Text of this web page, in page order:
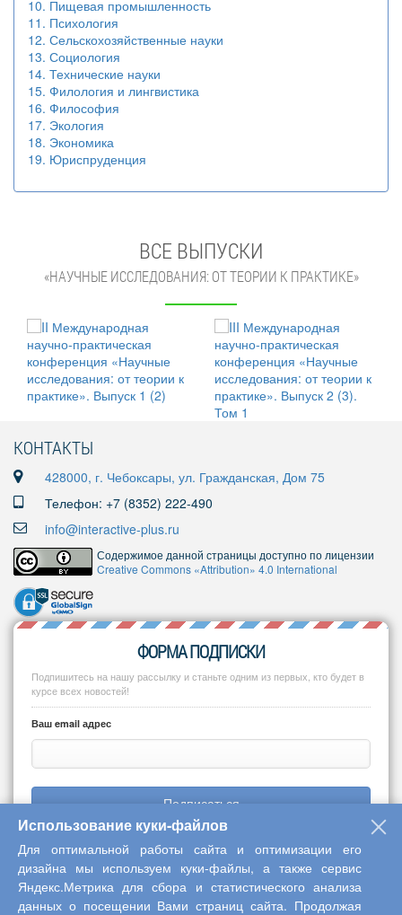
10. Пищевая промышленность
11. Психология
12. Сельскохозяйственные науки
13. Социология
14. Технические науки
15. Филология и лингвистика
16. Философия
17. Экология
18. Экономика
19. Юриспруденция
ВСЕ ВЫПУСКИ
«НАУЧНЫЕ ИССЛЕДОВАНИЯ: ОТ ТЕОРИИ К ПРАКТИКЕ»
КОНТАКТЫ
428000, г. Чебоксары, ул. Гражданская, Дом 75
Телефон: +7 (8352) 222-490
info@interactive-plus.ru
Содержимое данной страницы доступно по лицензии
Creative Commons «Attribution» 4.0 International
ФОРМА ПОДПИСКИ
Подпишитесь на нашу рассылку и станьте одним из первых, кто будет в
курсе всех новостей!
Ваш email адрес
Подписаться
Copyright © 2013-2026 Центр научного сотрудничества «Интерактив
Использование куки-файлов
Для оптимальной работы сайта и оптимизации его
дизайна мы используем куки-файлы, а также сервис
Яндекс.Метрика для сбора и статистического анализа
данных о посещении Вами страниц сайта. Продолжая